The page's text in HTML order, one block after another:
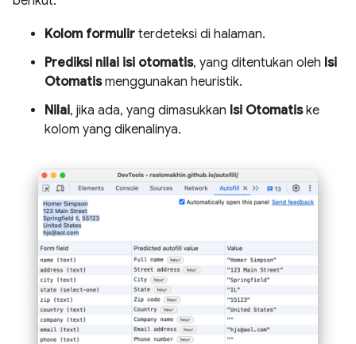
Kolom formulir terdeteksi di halaman.
Prediksi nilai isi otomatis, yang ditentukan oleh Isi
Otomatismenggunakan heuristik.
Nilai, jika ada, yang dimasukkan Isi Otomatiske
kolom yang dikenalinya.